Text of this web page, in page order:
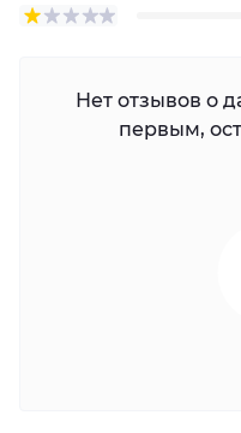
Нет отзывов о
первым,